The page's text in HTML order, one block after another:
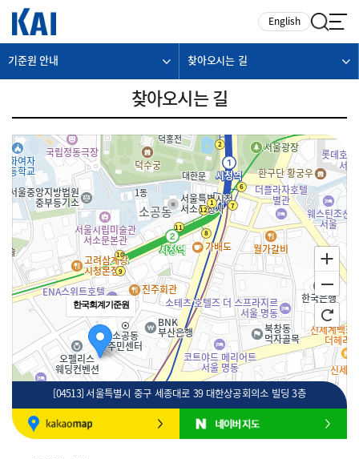
English
기준원 안내 찾아오시는 길
찾아오시는 길
한국회계기준원
100m
[04513] 서울특별시 중구 세종대로 39 대한상공회의소 빌딩 3층